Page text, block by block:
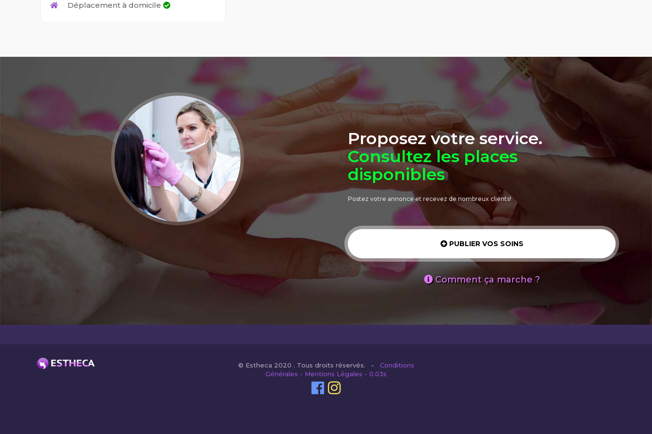
Déplacement à domicile
Proposez votre service.
Consultez les places
disponibles
Postez votre annonce et recevez de nombreux clients!
PUBLIER VOS SOINS
Comment ça marche ?
© Estheca 2020 . Tous droits réservés. - Conditions
Générales - Mentions Légales - 0.03s